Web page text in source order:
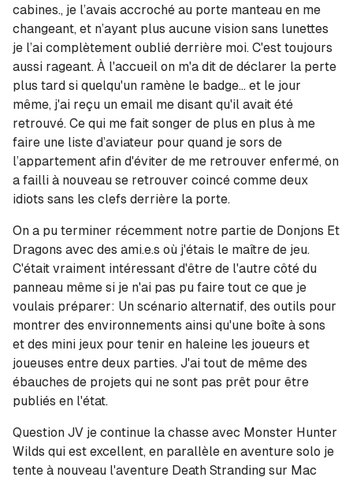
cabines., je l’avais accroché au porte manteau en me
changeant, et n’ayant plus aucune vision sans lunettes
je l’ai complètement oublié derrière moi. C'est toujours
aussi rageant. À l'accueil on m'a dit de déclarer la perte
plus tard si quelqu'un ramène le badge... et le jour
même, j'ai reçu un email me disant qu'il avait été
retrouvé. Ce qui me fait songer de plus en plus à me
faire une liste d’aviateur pour quand je sors de
l’appartement afin d'éviter de me retrouver enfermé, on
a failli à nouveau se retrouver coincé comme deux
idiots sans les clefs derrière la porte.
On a pu terminer récemment notre partie de Donjons Et
Dragons avec des ami.e.s où j'étais le maître de jeu.
C'était vraiment intéressant d'être de l'autre côté du
panneau même si je n'ai pas pu faire tout ce que je
voulais préparer: Un scénario alternatif, des outils pour
montrer des environnements ainsi qu'une boîte à sons
et des mini jeux pour tenir en haleine les joueurs et
joueuses entre deux parties. J'ai tout de même des
ébauches de projets qui ne sont pas prêt pour être
publiés en l'état.
Question JV je continue la chasse avec Monster Hunter
Wilds qui est excellent, en parallèle en aventure solo je
tente à nouveau l'aventure Death Stranding sur Mac